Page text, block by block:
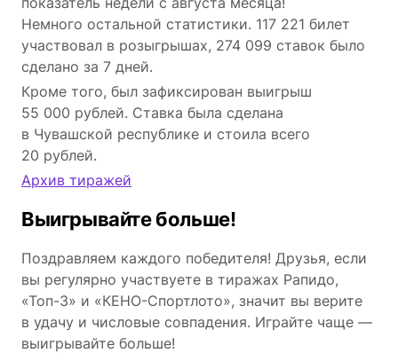
Немного остальной статистики. 117 221 билет
участвовал в розыгрышах, 274 099 ставок было
сделано за 7 дней.
Кроме того, был зафиксирован выигрыш
55 000 рублей. Ставка была сделана
в Чувашской республике и стоила всего
20 рублей.
Архив тиражей
Выигрывайте больше!
Поздравляем каждого победителя! Друзья, если
вы регулярно участвуете в тиражах Рапидо,
«Топ-3» и «КЕНО-Спортлото», значит вы верите
в удачу и числовые совпадения. Играйте чаще —
выигрывайте больше!